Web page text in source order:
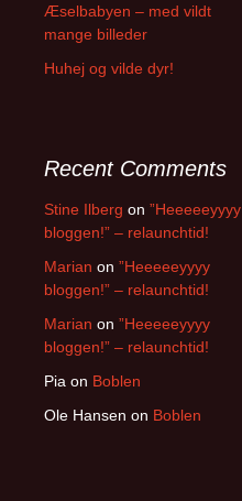
Æselbabyen – med vildt
mange billeder
Huhej og vilde dyr!
Recent Comments
Stine Ilberg on ”Heeeeeyyyy
bloggen!” – relaunchtid!
Marian on ”Heeeeeyyyy
bloggen!” – relaunchtid!
Marian on ”Heeeeeyyyy
bloggen!” – relaunchtid!
Pia on Boblen
Ole Hansen on Boblen